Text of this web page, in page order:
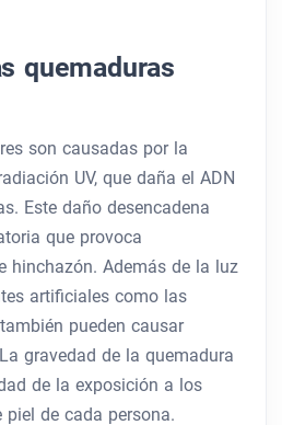
quemaduras
son causadas por la
UV, que daña el ADN
Este daño desencadena
que provoca
hinchazón. Además de la luz
artificiales como las
pueden causar
gravedad de la quemadura
de la exposición a los
de cada persona.